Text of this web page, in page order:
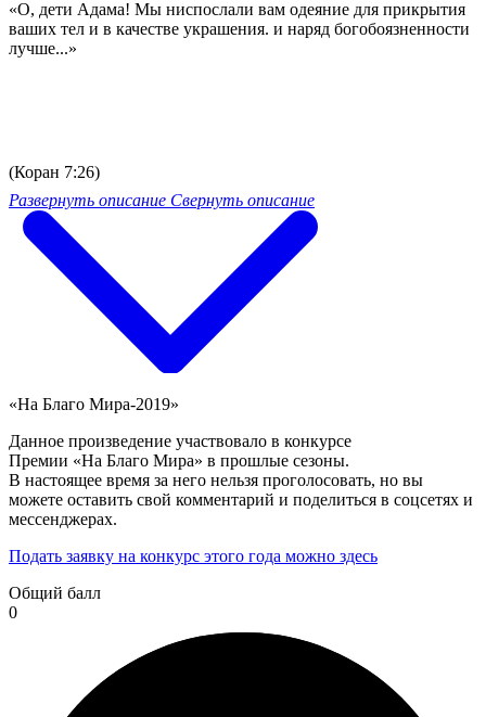
«О, дети Адама! Мы ниспослали вам одеяние для прикрытия
ваших тел и в качестве украшения. и наряд богобоязненности
лучше...»
(Коран 7:26)
Развернуть описание Свернуть описание
«На Благо Мира-2019»
Данное произведение участвовало в конкурсе
Премии «На Благо Мира» в прошлые сезоны.
В настоящее время за него нельзя проголосовать, но вы
можете оставить свой комментарий и поделиться в соцсетях и
мессенджерах.
Подать заявку на конкурс этого года можно здесь
Общий балл
0